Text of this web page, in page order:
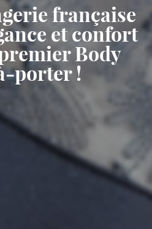
française
et confort
Body
porter !